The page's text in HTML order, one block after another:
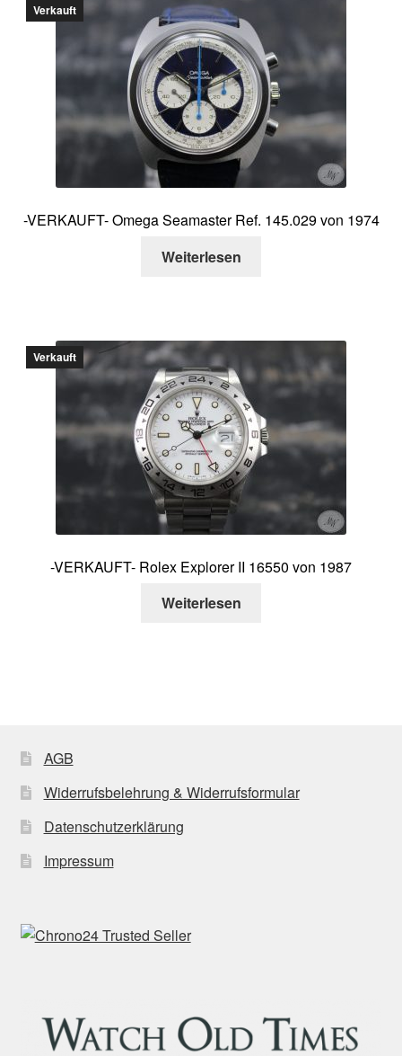
Verkauft
-VERKAUFT- Omega Seamaster Ref. 145.029 von 1974
Weiterlesen
Verkauft
-VERKAUFT- Rolex Explorer II 16550 von 1987
Weiterlesen
AGB
Widerrufsbelehrung & Widerrufsformular
Datenschutzerklärung
Impressum